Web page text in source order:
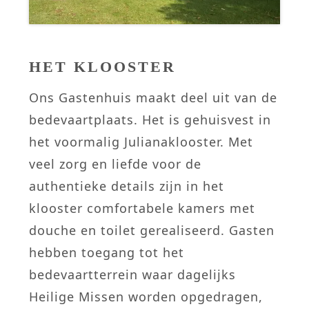
HET KLOOSTER
Ons Gastenhuis maakt deel uit van de
bedevaartplaats. Het is gehuisvest in
het voormalig Julianaklooster. Met
veel zorg en liefde voor de
authentieke details zijn in het
klooster comfortabele kamers met
douche en toilet gerealiseerd. Gasten
hebben toegang tot het
bedevaartterrein waar dagelijks
Heilige Missen worden opgedragen,